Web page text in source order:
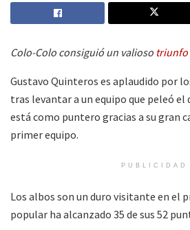
Colo-Colo consiguió un valioso triunfo
Gustavo Quinteros es aplaudido por
tras levantar a un equipo que peleó el
está como puntero gracias a su gran
primer equipo.
PUBLICIDAD
Los albos son un duro visitante en el
popular ha alcanzado 35 de sus 52